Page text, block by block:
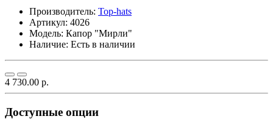
Производитель: Top-hats
Артикул: 4026
Модель: Капор "Мирли"
Наличие: Есть в наличии
4 730.00 р.
Доступные опции